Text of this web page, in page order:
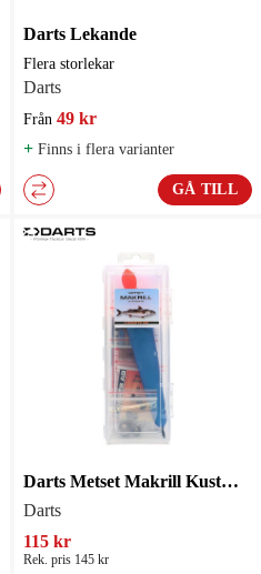
Darts Lekande
Flera storlekar
Darts
Från 49 kr
+ Finns i flera varianter
GÅ TILL
Darts Metset Makrill Kustmete
Darts
115 kr
Rek. pris 145 kr